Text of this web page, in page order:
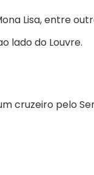
Lisa, entre
lado do Louvre.
cruzeiro pelo